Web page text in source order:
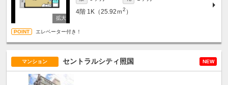
4階 1K（25.92ｍ2 ）
エレベーター付き！
マンション セントラルシティ照国 NEW